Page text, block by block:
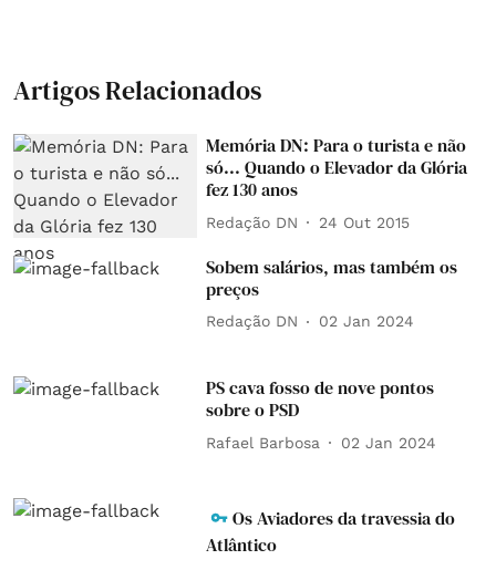
Artigos Relacionados
Memória DN: Para o turista e não
só... Quando o Elevador da Glória
fez 130 anos
Redação DN 24 Out 2015
Sobem salários, mas também os
preços
Redação DN 02 Jan 2024
PS cava fosso de nove pontos
sobre o PSD
Rafael Barbosa 02 Jan 2024
Os Aviadores da travessia do
Atlântico